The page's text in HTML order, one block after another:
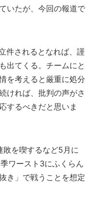
いたが、今回の報道で
件されるとなれば、謹
出てくる。チームにと
を考えると厳重に処分
ければ、批判の声がさ
するべきだと思いま
を喫するなど5月に
ワースト3にふくらん
き」で戦うことを想定